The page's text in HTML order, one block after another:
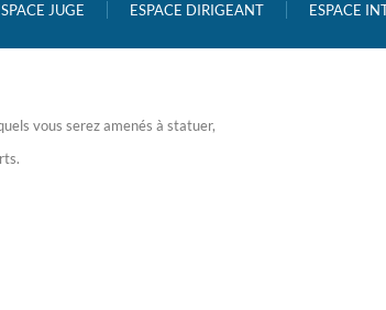
JUGE ESPACE DIRIGEANT ESPACE
vous serez amenés à statuer,